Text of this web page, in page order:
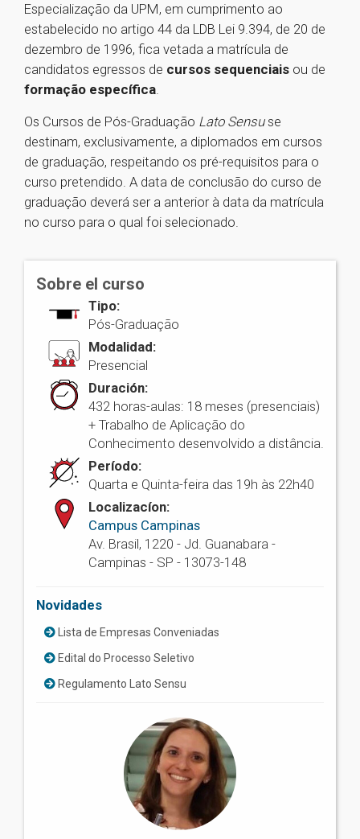
Especialização da UPM, em cumprimento ao
estabelecido no artigo 44 da LDB Lei 9.394, de 20 de
dezembro de 1996, fica vetada a matrícula de
candidatos egressos de cursos sequenciais ou de
formação específica.
Os Cursos de Pós-Graduação Lato Sensuse
destinam, exclusivamente, a diplomados em cursos
de graduação, respeitando os pré-requisitos para o
curso pretendido. A data de conclusão do curso de
graduação deverá ser a anterior à data da matrícula
no curso para o qual foi selecionado.
Sobre el curso
Tipo:
Pós-Graduação
Modalidad:
Presencial
Duración:
432 horas-aulas: 18 meses (presenciais)
+ Trabalho de Aplicação do
Conhecimento desenvolvido a distância.
Período:
Quarta e Quinta-feira das 19h às 22h40
Localizacíon:
Campus Campinas
Av. Brasil, 1220 - Jd. Guanabara -
Campinas - SP - 13073-148
Novidades
Lista de Empresas Conveniadas
Edital do Processo Seletivo
Regulamento Lato Sensu